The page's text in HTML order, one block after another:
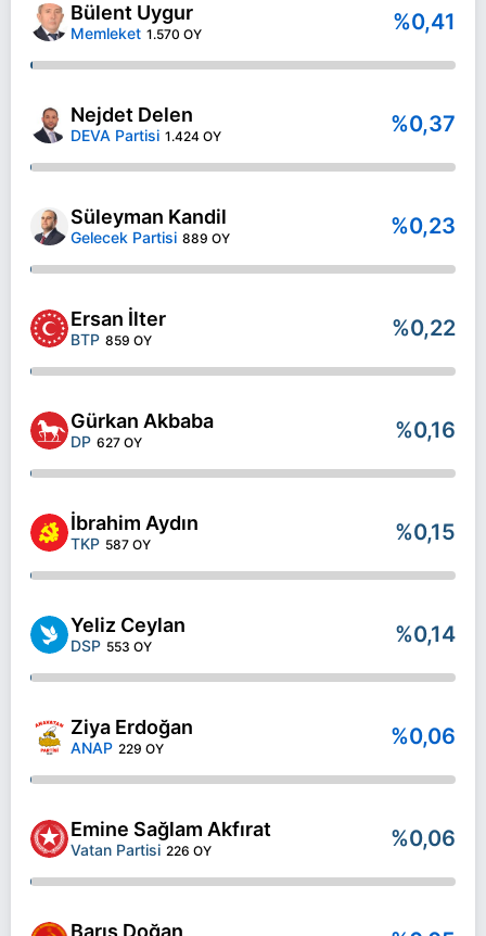
Bülent Uygur
Memleket 1.570 OY %0,41
Nejdet Delen
DEVA Partisi 1.424 OY %0,37
Süleyman Kandil
Gelecek Partisi 889 OY %0,23
Ersan İlter
BTP 859 OY %0,22
Gürkan Akbaba
DP 627 OY %0,16
İbrahim Aydın
TKP 587 OY %0,15
Yeliz Ceylan
DSP 553 OY %0,14
Ziya Erdoğan
ANAP 229 OY %0,06
Emine Sağlam Akfırat
Vatan Partisi 226 OY %0,06
Barış Doğan